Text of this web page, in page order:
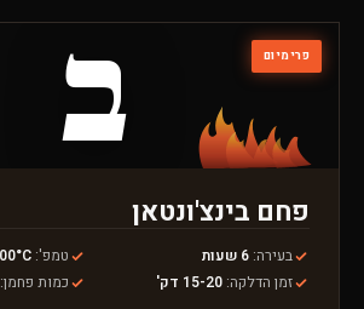
פרימיום ב
פחם בינצ'ונטאן
בעירה: 6 שעות טמפ':
זמן הדלקה: 15-20 דק' כמות פחמן: